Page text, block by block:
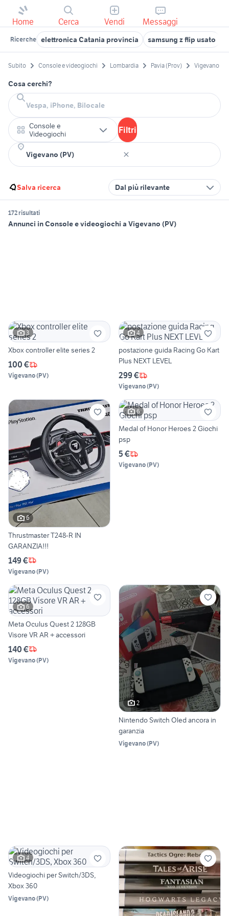
Home Cerca Vendi Messaggi
Ricerche elettronica Catania provincia samsung z flip usato
Subito Console e videogiochi Lombardia Pavia (Prov) Vigevano
Cosa cerchi?
Console e
Videogiochi
Filtri
Salva ricerca Dal più rilevante
172 risultati
Annunci in Console e videogiochi a Vigevano (PV)
3
Xbox controller elite series 2
100 €
Vigevano(PV)
4
postazione guida Racing Go Kart
Plus NEXT LEVEL
299 €
Vigevano(PV)
6
Thrustmaster T248-R IN
GARANZIA!!!
149 €
Vigevano(PV)
6
Medal of Honor Heroes 2 Giochi
psp
5 €
Vigevano(PV)
6
Meta Oculus Quest 2 128GB
Visore VR AR + accessori
140 €
Vigevano(PV)
2
Nintendo Switch Oled ancora in
garanzia
Vigevano(PV)
4
Videogiochi per Switch/3DS,
Xbox 360
Vigevano(PV)